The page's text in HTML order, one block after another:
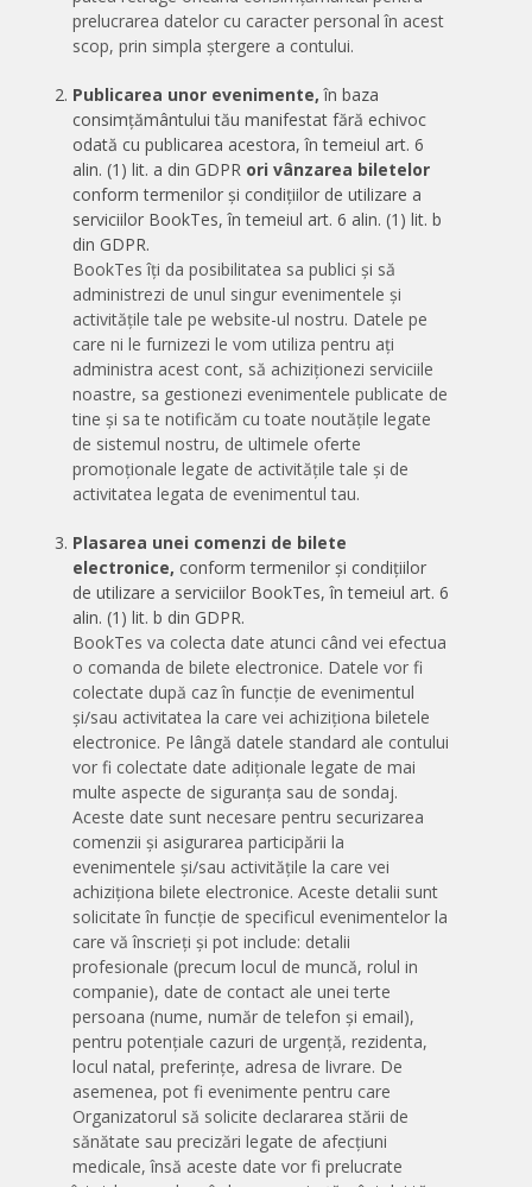
prelucrarea datelor cu caracter personal în acest
scop, prin simpla ștergere a contului.
Publicarea unor evenimente, în baza
consimțământului tău manifestat fără echivoc
odată cu publicarea acestora, în temeiul art. 6
alin. (1) lit. a din GDPR ori vânzarea biletelor
conform termenilor și condițiilor de utilizare a
serviciilor BookTes, în temeiul art. 6 alin. (1) lit. b
din GDPR.
BookTes îți da posibilitatea sa publici și să
administrezi de unul singur evenimentele și
activitățile tale pe website-ul nostru. Datele pe
care ni le furnizezi le vom utiliza pentru ați
administra acest cont, să achiziționezi serviciile
noastre, sa gestionezi evenimentele publicate de
tine și sa te notificăm cu toate noutățile legate
de sistemul nostru, de ultimele oferte
promoționale legate de activitățile tale și de
activitatea legata de evenimentul tau.
Plasarea unei comenzi de bilete
electronice, conform termenilor și condițiilor
de utilizare a serviciilor BookTes, în temeiul art. 6
alin. (1) lit. b din GDPR.
BookTes va colecta date atunci când vei efectua
o comanda de bilete electronice. Datele vor fi
colectate după caz în funcție de evenimentul
și/sau activitatea la care vei achiziționa biletele
electronice. Pe lângă datele standard ale contului
vor fi colectate date adiționale legate de mai
multe aspecte de siguranța sau de sondaj.
Aceste date sunt necesare pentru securizarea
comenzii și asigurarea participării la
evenimentele și/sau activitățile la care vei
achiziționa bilete electronice. Aceste detalii sunt
solicitate în funcție de specificul evenimentelor la
care vă înscrieți și pot include: detalii
profesionale (precum locul de muncă, rolul in
companie), date de contact ale unei terte
persoana (nume, număr de telefon și email),
pentru potențiale cazuri de urgență, rezidenta,
locul natal, preferințe, adresa de livrare. De
asemenea, pot fi evenimente pentru care
Organizatorul să solicite declararea stării de
sănătate sau precizări legate de afecțiuni
medicale, însă aceste date vor fi prelucrate